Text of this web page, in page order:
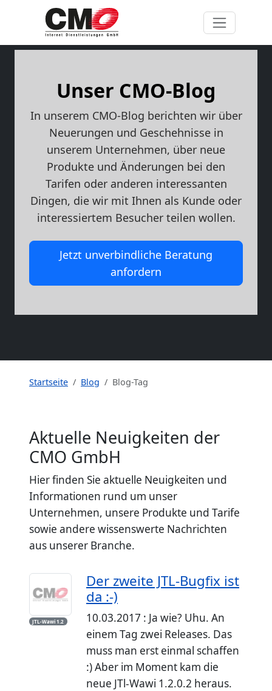
Unser CMO-Blog
In unserem CMO-Blog berichten wir über
Neuerungen und Geschehnisse in
unserem Unternehmen, über neue
Produkte und Änderungen bei den
Tarifen oder anderen interessanten
Dingen, die wir mit Ihnen als Kunde oder
interessiertem Besucher teilen wollen.
Jetzt unverbindliche Beratung
anfordern
Startseite Blog Blog-Tag
Aktuelle Neuigkeiten der
CMO GmbH
Hier finden Sie aktuelle Neuigkeiten und
Informationen rund um unser
Unternehmen, unsere Produkte und Tarife
sowie andere wissenswerte Nachrichten
aus unserer Branche.
JTL-Wawi 1.2
Der zweite JTL-Bugfix ist
da :-)
10.03.2017 : Ja wie? Uhu. An
einem Tag zwei Releases. Das
muss man erst einmal schaffen
:) Aber im Moment kam die
neue JTl-Wawi 1.2.0.2 heraus.